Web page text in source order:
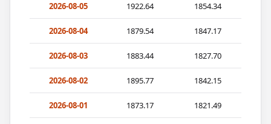
2026-08-05 1922.64 1854.34
2026-08-04 1879.54 1847.17
2026-08-03 1883.44 1827.70
2026-08-02 1895.77 1842.15
2026-08-01 1873.17 1821.49